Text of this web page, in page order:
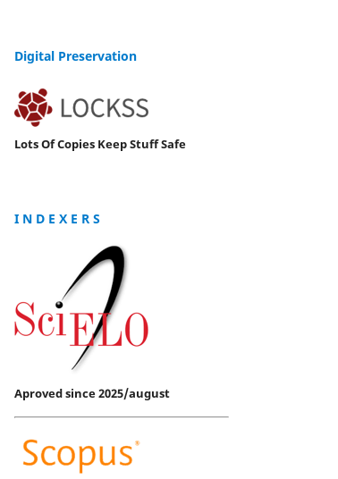
Digital Preservation
Lots Of Copies Keep Stuff Safe
I N D E X E R S
Aproved since 2025/august